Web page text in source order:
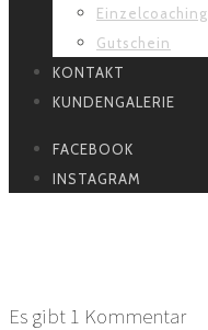
Einzelcoaching
Gutschein
KONTAKT
KUNDENGALERIE
FACEBOOK
INSTAGRAM
Es gibt 1 Kommentar